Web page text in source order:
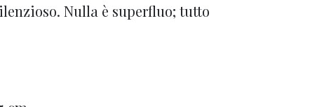
Nulla è superfluo; tutto